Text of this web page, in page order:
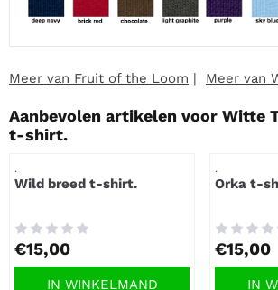
Meer van Fruit of the Loom | Meer van
Aanbevolen artikelen voor Witte
t-shirt.
.
Wild breed t-shirt.
Prijs: 15,00
€15,00
IN WINKELMAND
.
Orka t-
Prijs: 15,00
€15,00
IN